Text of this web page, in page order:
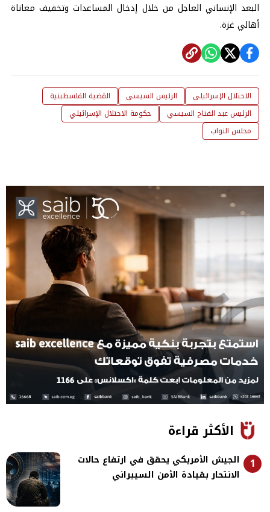
البعد الإنساني العاجل من خلال إدخال المساعدات وتخفيف معاناة
أهالي غزة.
الاحتلال الإسرائيلي الرئيس السيسي
القضية الفلسطينية
الرئيس عبد الفتاح السيسي
حكومة الاحتلال الإسرائيلي
مجلس النواب
الأكثر قراءة
1
الجيش الأمريكي يحقق في ارتفاع حالات
الانتحار بقيادة الأمن السيبراني